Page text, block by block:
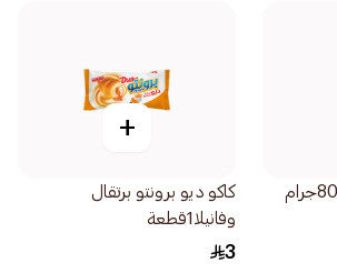
+
كاكو ديو برونتو برتقال
وفانيلا1قطعة
3